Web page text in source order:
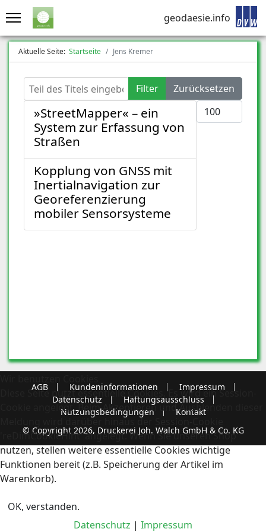
geodaesie.info
Aktuelle Seite: Startseite Jens Kremer
Teil des Titels eingeben Filter
Zurücksetzen
Anzeige #
»StreetMapper« – ein
System zur Erfassung von
Straßen
Kopplung von GNSS mit
Inertialnavigation zur
Georeferenzierung
mobiler Sensorsysteme
AGB Kundeninformationen
Impressum
Datenschutz
Haftungsausschluss
Nutzungsbedingungen
Kontakt
© Copyright 2026, Druckerei Joh. Walch GmbH & Co. KG
Diese Seite nutzt essentielle Cookies. Es wird ein Session-
Cookie angelegt. Beim Akzeptieren und Ausblenden dieser
Meldung wird darüber hinaus der Session-Cookie
'reDimCookieHint' angelegt. Wenn Sie unseren Shop
nutzen, stellen weitere essentielle Cookies wichtige
Funktionen bereit (z.B. Speicherung der Artikel im
Warenkorb).
OK, verstanden.
Datenschutz | Impressum